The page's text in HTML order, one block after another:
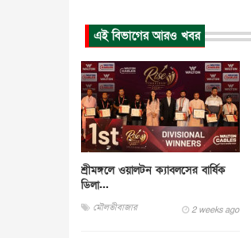
এই বিভাগের আরও খবর
শ্রীমঙ্গলে ওয়ালটন ক্যাবলসের বার্ষিক
ডিলা...
মৌলভীবাজার 2 weeks ago